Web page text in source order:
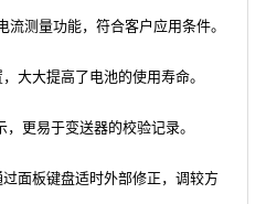
测量功能，符合客户应用条件。
大大提高了电池的使用寿命。
更易于变送器的校验记录。
面板键盘适时外部修正，调较方